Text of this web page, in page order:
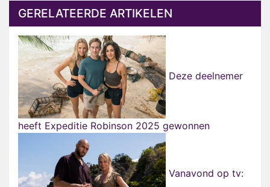
GERELATEERDE ARTIKELEN
Deze deelnemer
heeft Expeditie Robinson 2025 gewonnen
Vanavond op tv: